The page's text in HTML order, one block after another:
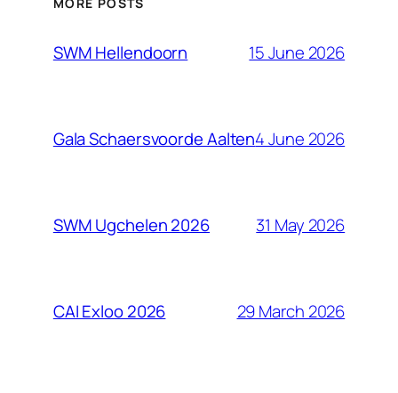
SWM Hellendoorn 15 June 2026
Gala Schaersvoorde Aalten4 June 2026
SWM Ugchelen 2026 31 May 2026
CAI Exloo 2026 29 March 2026